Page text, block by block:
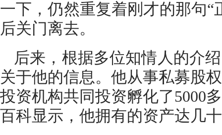
一下，仍然重复着刚才的那句“
后关门离去。
后来，根据多位知情人的介
关于他的信息。他从事私募股
投资机构共同投资孵化了5000
百科显示，他拥有的资产达几